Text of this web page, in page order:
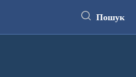
Пошук